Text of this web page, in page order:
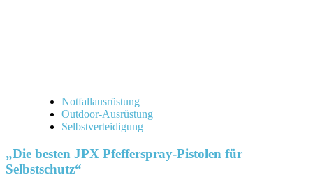
Notfallausrüstung
Outdoor-Ausrüstung
Selbstverteidigung
„Die besten JPX Pfefferspray-Pistolen für
Selbstschutz“